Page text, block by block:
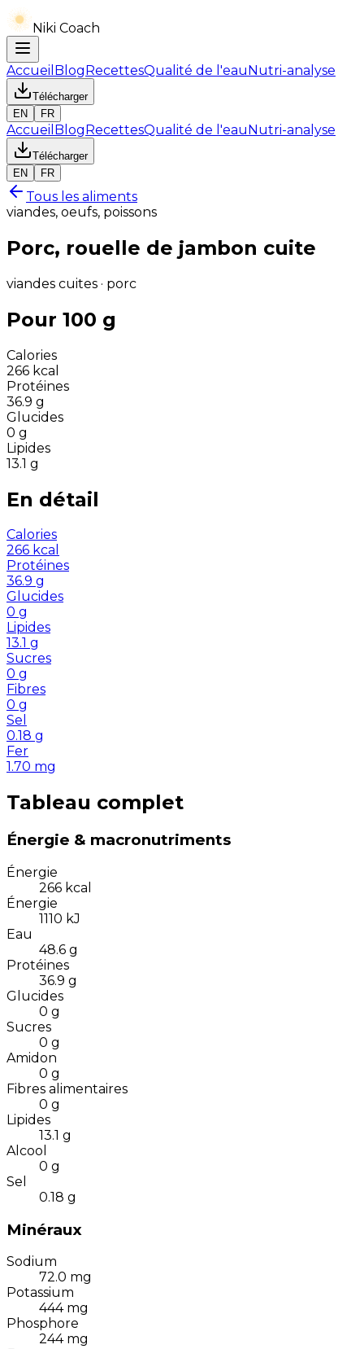
Niki Coach
Accueil BlogRecettesQualité de l'eauNutri-analyse
Télécharger
EN
FR
Accueil BlogRecettesQualité de l'eauNutri-analyse
Télécharger
EN
FR
Tous les aliments
viandes, oeufs, poissons
Porc, rouelle de jambon cuite
viandes cuites · porc
Pour 100 g
Calories
266 kcal
Protéines
36.9 g
Glucides
0 g
Lipides
13.1 g
En détail
Calories
266 kcal
Protéines
36.9 g
Glucides
0 g
Lipides
13.1 g
Sucres
0 g
Fibres
0 g
Sel
0.18 g
Fer
1.70 mg
Tableau complet
Énergie & macronutriments
Énergie
266 kcal
Énergie
1110 kJ
Eau
48.6 g
Protéines
36.9 g
Glucides
0 g
Sucres
0 g
Amidon
0 g
Fibres alimentaires
0 g
Lipides
13.1 g
Alcool
0 g
Sel
0.18 g
Minéraux
Sodium
72.0 mg
Potassium
444 mg
Phosphore
244 mg